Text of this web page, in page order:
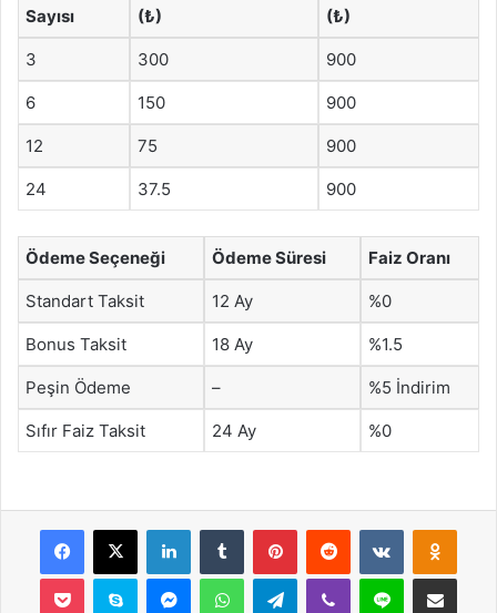
Sayısı
(₺)
(₺)
3 300 900
6 150 900
12 75 900
24 37.5 900
Ödeme Seçeneği Ödeme Süresi Faiz Oranı
Standart Taksit 12 Ay %0
Bonus Taksit 18 Ay %1.5
Peşin Ödeme – %5 İndirim
Sıfır Faiz Taksit 24 Ay %0
Facebook
X LinkedInTumblr PinterestReddit VKontakte
Pocket Skype MessengerWhatsAppTelegramViber Line E-Posta ile